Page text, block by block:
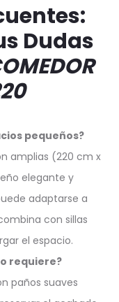
Dudas
pequeños?
amplias (220 cm x
elegante y
adaptarse a
con sillas
el espacio.
requiere?
paños suaves